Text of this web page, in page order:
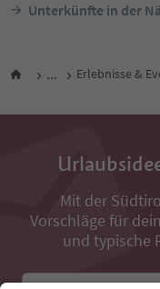
Unterkünfte in der
... Erlebnisse &
Mit der
Vorschläge für
und typische